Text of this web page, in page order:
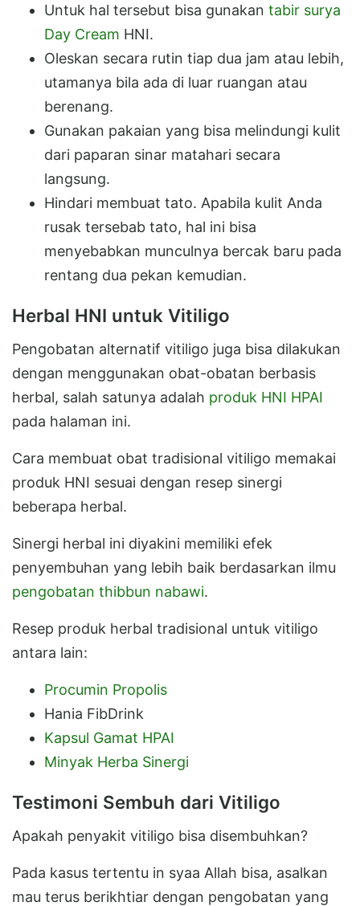
Untuk hal tersebut bisa gunakan tabir surya
Day Cream HNI.
Oleskan secara rutin tiap dua jam atau lebih,
utamanya bila ada di luar ruangan atau
berenang.
Gunakan pakaian yang bisa melindungi kulit
dari paparan sinar matahari secara
langsung.
Hindari membuat tato. Apabila kulit Anda
rusak tersebab tato, hal ini bisa
menyebabkan munculnya bercak baru pada
rentang dua pekan kemudian.
Herbal HNI untuk Vitiligo
Pengobatan alternatif vitiligo juga bisa dilakukan
dengan menggunakan obat-obatan berbasis
herbal, salah satunya adalah produk HNI HPAI
pada halaman ini.
Cara membuat obat tradisional vitiligo memakai
produk HNI sesuai dengan resep sinergi
beberapa herbal.
Sinergi herbal ini diyakini memiliki efek
penyembuhan yang lebih baik berdasarkan ilmu
pengobatan thibbun nabawi.
Resep produk herbal tradisional untuk vitiligo
antara lain:
Procumin Propolis
Hania FibDrink
Kapsul Gamat HPAI
Minyak Herba Sinergi
Testimoni Sembuh dari Vitiligo
Apakah penyakit vitiligo bisa disembuhkan?
Pada kasus tertentu in syaa Allah bisa, asalkan
mau terus berikhtiar dengan pengobatan yang